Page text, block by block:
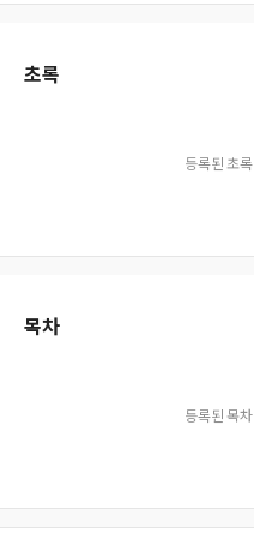
초록
등록된 초
목차
등록된 목